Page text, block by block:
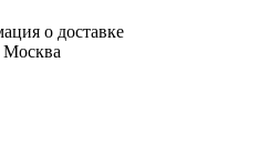
о доставке
Москва